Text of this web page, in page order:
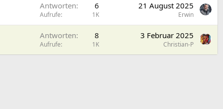
Antworten 6
Aufrufe 1K
21 August 2025
Erwin
Antworten 8
Aufrufe 1K
3 Februar 2025
Christian-P